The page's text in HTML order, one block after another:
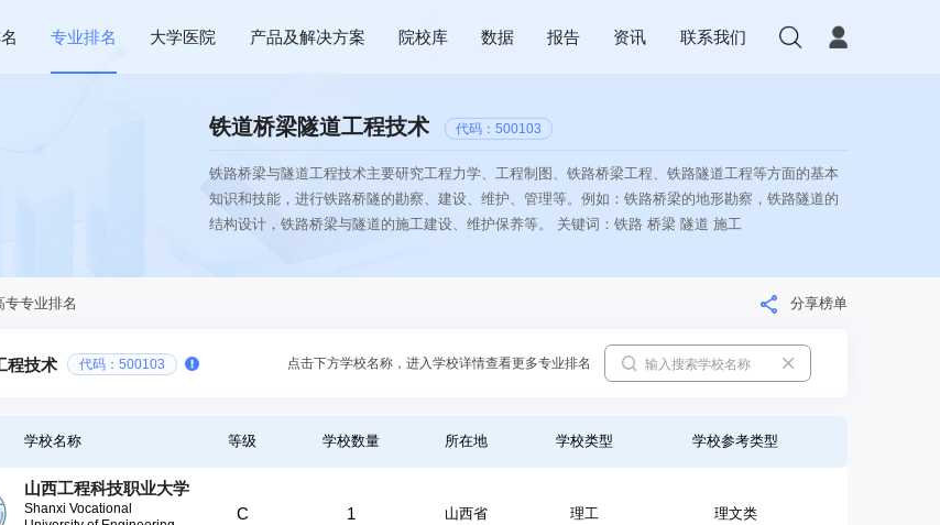
专业排名 大学医院 产品及解决方案 院校库 数据 报告 资讯 联系我们
铁道桥梁隧道工程技术 代码：500103
铁路桥梁与隧道工程技术主要研究工程力学、工程制图、铁路桥梁工程、铁路隧道工程等方面的基本
知识和技能，进行铁路桥隧的勘察、建设、维护、管理等。例如：铁路桥梁的地形勘察，铁路隧道的
结构设计，铁路桥梁与隧道的施工建设、维护保养等。 关键词：铁路 桥梁 隧道 施工
专专业排名 分享榜单
程技术 代码：500103 点击下方学校名称，进入学校详情查看更多专业排名
学校名称 等级 学校数量 所在地 学校类型 学校参考类型
山西工程科技职业大学
Shanxi Vocational
C 1 山西省 理工 理文类